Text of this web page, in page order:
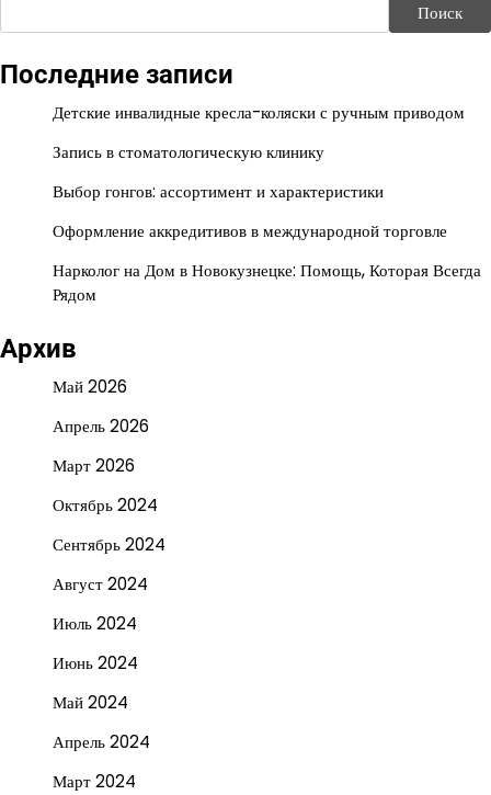
Поиск
Последние записи
Детские инвалидные кресла-коляски с ручным приводом
Запись в стоматологическую клинику
Выбор гонгов: ассортимент и характеристики
Оформление аккредитивов в международной торговле
Нарколог на Дом в Новокузнецке: Помощь, Которая Всегда
Рядом
Архив
Май 2026
Апрель 2026
Март 2026
Октябрь 2024
Сентябрь 2024
Август 2024
Июль 2024
Июнь 2024
Май 2024
Апрель 2024
Март 2024